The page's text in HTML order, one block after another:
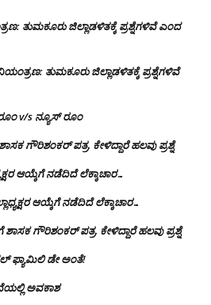
ತುಮಕೂರು ಜಿಲ್ಲಾಡಳಿತಕ್ಕೆ ಪ್ರಶ್ನೆಗಳಿವೆ ಎಂದ
ತುಮಕೂರು ಜಿಲ್ಲಾಡಳಿತಕ್ಕೆ ಪ್ರಶ್ನೆಗಳಿವೆ
v/s ನ್ಯೂಸ್ ರೂಂ
ಗೌರಿಶಂಕರ್ ಪತ್ರ, ಕೇಳಿದ್ದಾರೆ ಹಲವು ಪ್ರಶ್ನೆ
ಆಯ್ಕೆಗೆ ನಡೆದಿದೆ ಲೆಕ್ಕಾಚಾರ…
ಆಯ್ಕೆಗೆ ನಡೆದಿದೆ ಲೆಕ್ಕಾಚಾರ…
ಗೌರಿಶಂಕರ್ ಪತ್ರ, ಕೇಳಿದ್ದಾರೆ ಹಲವು ಪ್ರಶ್ನೆ
ಫ್ಯಾಮಿಲಿ ಡೇ ಅಂತೆ!
ಅವಕಾಶ